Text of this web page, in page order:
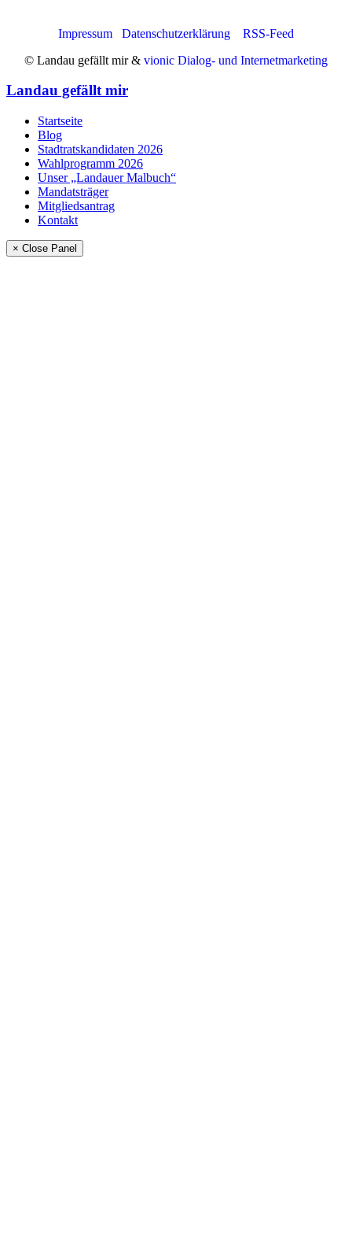
Impressum Datenschutzerklärung
RSS-Feed
© Landau gefällt mir & vionic Dialog- und Internetmarketing
Landau gefällt mir
Startseite
Blog
Stadtratskandidaten 2026
Wahlprogramm 2026
Unser „Landauer Malbuch“
Mandatsträger
Mitgliedsantrag
Kontakt
× Close Panel